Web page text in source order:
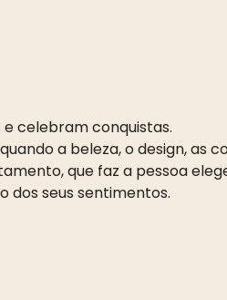
celebram conquistas.
a beleza, o design, as
que faz a pessoa
dos seus sentimentos.